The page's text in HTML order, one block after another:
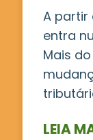
A partir
entra
Mais
LEIA